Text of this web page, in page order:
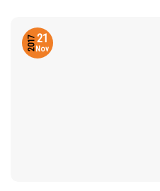
21
Nov
2017